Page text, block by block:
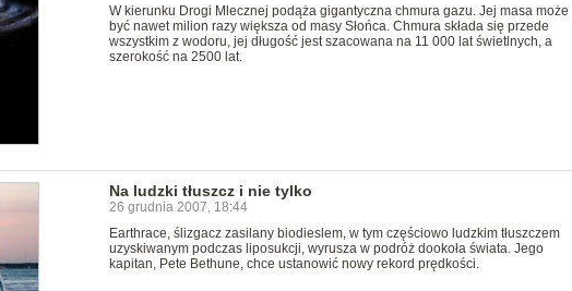
W kierunku Drogi Mlecznej podąża gigantyczna chmura gazu. Jej masa może
być nawet milion razy większa od masy Słońca. Chmura składa się przede
wszystkim z wodoru, jej długość jest szacowana na 11 000 lat świetlnych, a
szerokość na 2500 lat.
Na ludzki tłuszcz i nie tylko
26 grudnia 2007, 18:44
Earthrace, ślizgacz zasilany biodieslem, w tym częściowo ludzkim tłuszczem
uzyskiwanym podczas liposukcji, wyrusza w podróż dookoła świata. Jego
kapitan, Pete Bethune, chce ustanowić nowy rekord prędkości.